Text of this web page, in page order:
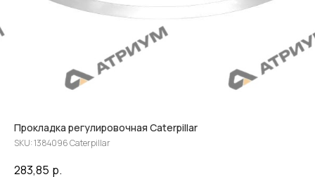
Прокладка регулировочная Caterpillar
SKU:1384096 Caterpillar
283,85 р.